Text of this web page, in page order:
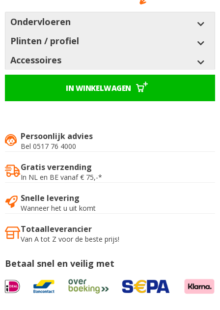
Ondervloeren
Plinten / profiel
Accessoires
IN WINKELWAGEN
Persoonlijk advies
Bel 0517 76 4000
Gratis verzending
In NL en BE vanaf € 75,-*
Snelle levering
Wanneer het u uit komt
Totaalleverancier
Van A tot Z voor de beste prijs!
Betaal snel en veilig met